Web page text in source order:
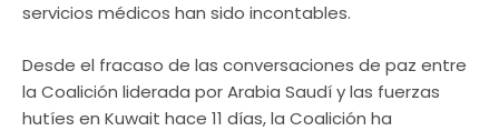
servicios médicos han sido incontables.
Desde el fracaso de las conversaciones de paz entre
la Coalición liderada por Arabia Saudí y las fuerzas
hutíes en Kuwait hace 11 días, la Coalición ha